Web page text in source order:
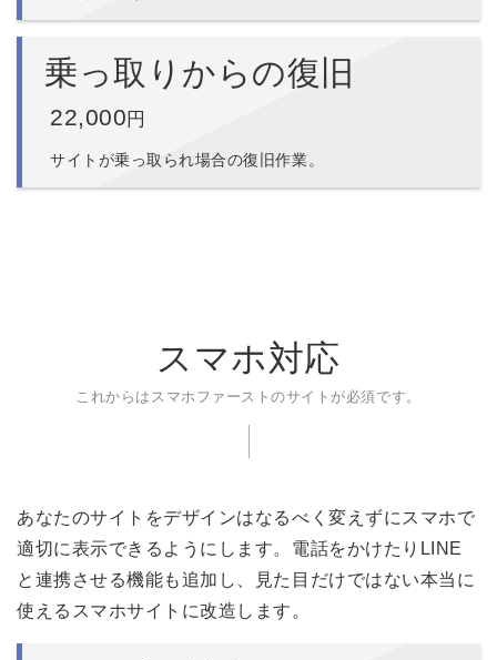
乗っ取りからの復旧
22,000 円
サイトが乗っ取られ場合の復旧作業。
スマホ対応
これからはスマホファーストのサイトが必須です。
あなたのサイトをデザインはなるべく変えずにスマホで
適切に表示できるようにします。電話をかけたりLINE
と連携させる機能も追加し、見た目だけではない本当に
使えるスマホサイトに改造します。